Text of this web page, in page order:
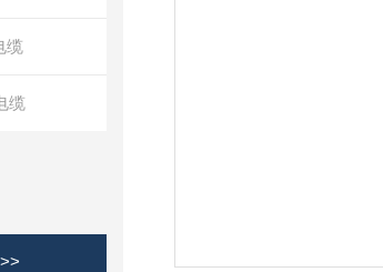
缆
缆